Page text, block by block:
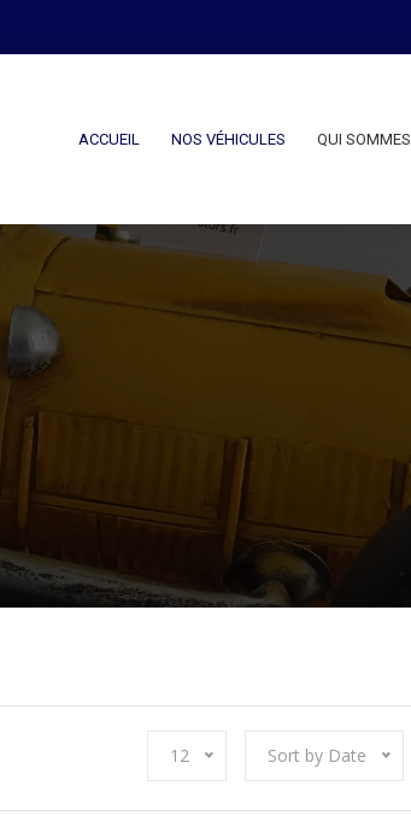
ACCUEIL NOS VÉHICULES QUI
12 Sort by Date